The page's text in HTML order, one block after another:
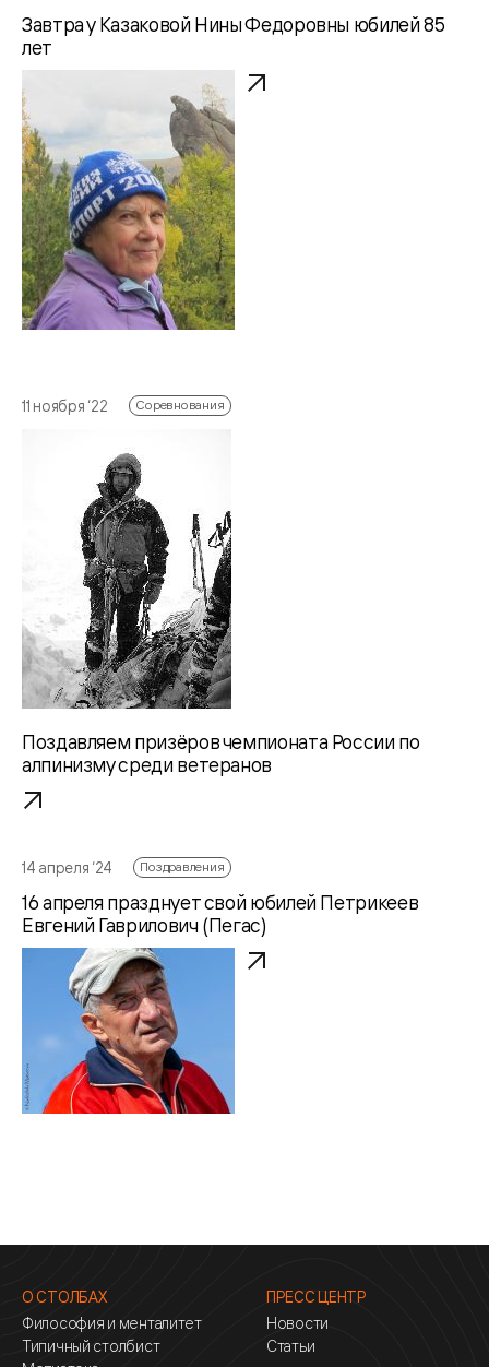
Завтра у Казаковой Нины Федоровны юбилей 85
лет
11 ноября ‘22 Соревнования
Поздавляем призёров чемпионата России по
алпинизму среди ветеранов
14 апреля ‘24 Поздравления
16 апреля празднует свой юбилей Петрикеев
Евгений Гаврилович (Пегас)
О СТОЛБАХ
Философия и менталитет
Типичный столбист
ПРЕСС ЦЕНТР
Новости
Статьи